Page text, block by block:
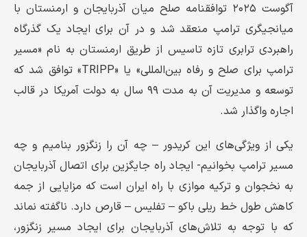
آگوست ۲۰۲۵ توافقنامه صلح میان آذربایجان و ارمنستان با
میانجیگری ترامپ منعقد شد و در آن برای ایجاد یک گذرگاه
راهبردی ترابری تازه تاسیس از طریق ارمنستان به نام «مسیر
ترامپ برای صلح و رفاه بین‌المللی» یا «TRIPP» توافق شد که
توسعه و مدیریت آن به مدت ۹۹ سال به دولت آمریکا در قالب
اجاره واگذار شد.
یکی از ویژگی‌های این کریدور – چه آن را زنگزور بنامیم و چه
مسیر ترامپ بخوانیم- ایجاد راه جایگزین برای اتصال آذربایجان
به نخجوان و ترکیه موازی با راه ایران است که مزایایی از جمه
کاهش طول خط ریلی باکو – تفلیس – قارص دارد. ناگفته نماند
که با توجه به تلاش‌های آذربایجان برای ایجاد مسیر زنگزور،